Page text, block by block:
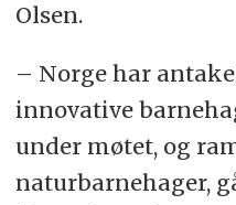
Olsen.
– Norge har
innovative
under møtet, og
naturbarnehager,